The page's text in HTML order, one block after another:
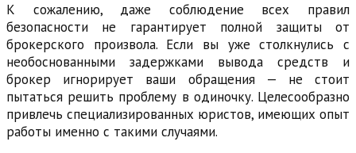
К сожалению, даже соблюдение всех правил
безопасности не гарантирует полной защиты от
брокерского произвола. Если вы уже столкнулись с
необоснованными задержками вывода средств и
брокер игнорирует ваши обращения — не стоит
пытаться решить проблему в одиночку. Целесообразно
привлечь специализированных юристов, имеющих опыт
работы именно с такими случаями.